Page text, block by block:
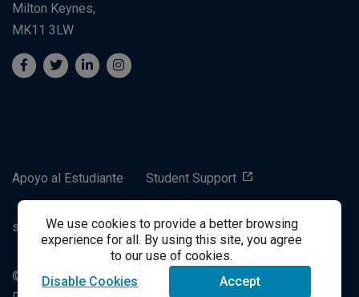
We use cookies to provide a better browsing
experience for all. By using this site, you agree
to our use of cookies.
Disable Cookies
Accept
Milton Keynes,
MK11 3LW
Apoyo al Estudiante Student Support
success@vitalsource.com
© Derechos de autor 2021 VitalSource Technologies LLC